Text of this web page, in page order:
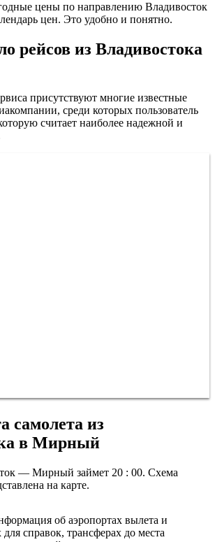
цены по направлению Владивосток
цен. Это удобно и понятно.
рейсов из Владивостока
присутствуют многие известные
среди которых пользователь
считает наиболее надежной и
самолета из
в Мирный
— Мирный займет 20 : 00. Схема
на карте.
Владивосток
об аэропортах вылета и
справок, трансферах до места